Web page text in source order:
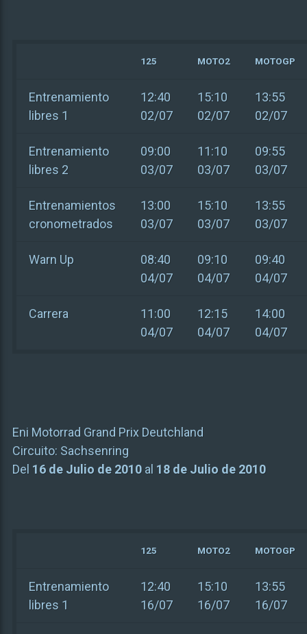
125 MOTO2 MOTOGP
Entrenamiento
libres 1
12:40
02/07
15:10
02/07
13:55
02/07
Entrenamiento
libres 2
09:00
03/07
11:10
03/07
09:55
03/07
Entrenamientos
cronometrados
13:00
03/07
15:10
03/07
13:55
03/07
Warn Up
08:40
04/07
09:10
04/07
09:40
04/07
Carrera
11:00
04/07
12:15
04/07
14:00
04/07
Eni Motorrad Grand Prix Deutchland
Circuito: Sachsenring
Del 16 de Julio de 2010al 18 de Julio de 2010
125 MOTO2 MOTOGP
Entrenamiento
libres 1
12:40
16/07
15:10
16/07
13:55
16/07